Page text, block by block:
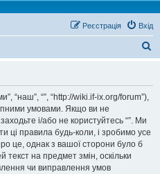
Вхід
Реєстрація
“наш”, “”, “http://wiki.if-ix.org/forum”),
умовами. Якщо ви не
і/або не користуйтесь “”. Ми
ці правила будь-коли, і зробимо усе
це, однак з вашої сторони було б
на предмет змін, оскільки
чи виправлення умов